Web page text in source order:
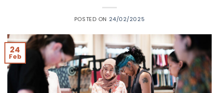
POSTED ON 24/02/2025
24
Feb